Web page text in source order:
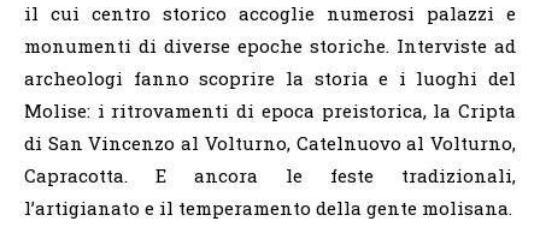
il cui centro storico accoglie numerosi palazzi e
monumenti di diverse epoche storiche. Interviste ad
archeologi fanno scoprire la storia e i luoghi del
Molise: i ritrovamenti di epoca preistorica, la Cripta
di San Vincenzo al Volturno, Catelnuovo al Volturno,
Capracotta. E ancora le feste tradizionali,
l’artigianato e il temperamento della gente molisana.